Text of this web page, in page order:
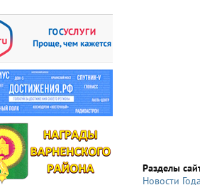
Разделы
Новости